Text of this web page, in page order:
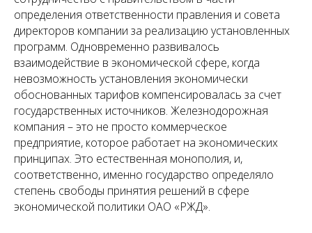
определения ответственности правления и совета
директоров компании за реализацию установленных
программ. Одновременно развивалось
взаимодействие в экономической сфере, когда
невозможность установления экономически
обоснованных тарифов компенсировалась за счет
государственных источников. Железнодорожная
компания – это не просто коммерческое
предприятие, которое работает на экономических
принципах. Это естественная монополия, и,
соответственно, именно государство определяло
степень свободы принятия решений в сфере
экономической политики ОАО «РЖД».